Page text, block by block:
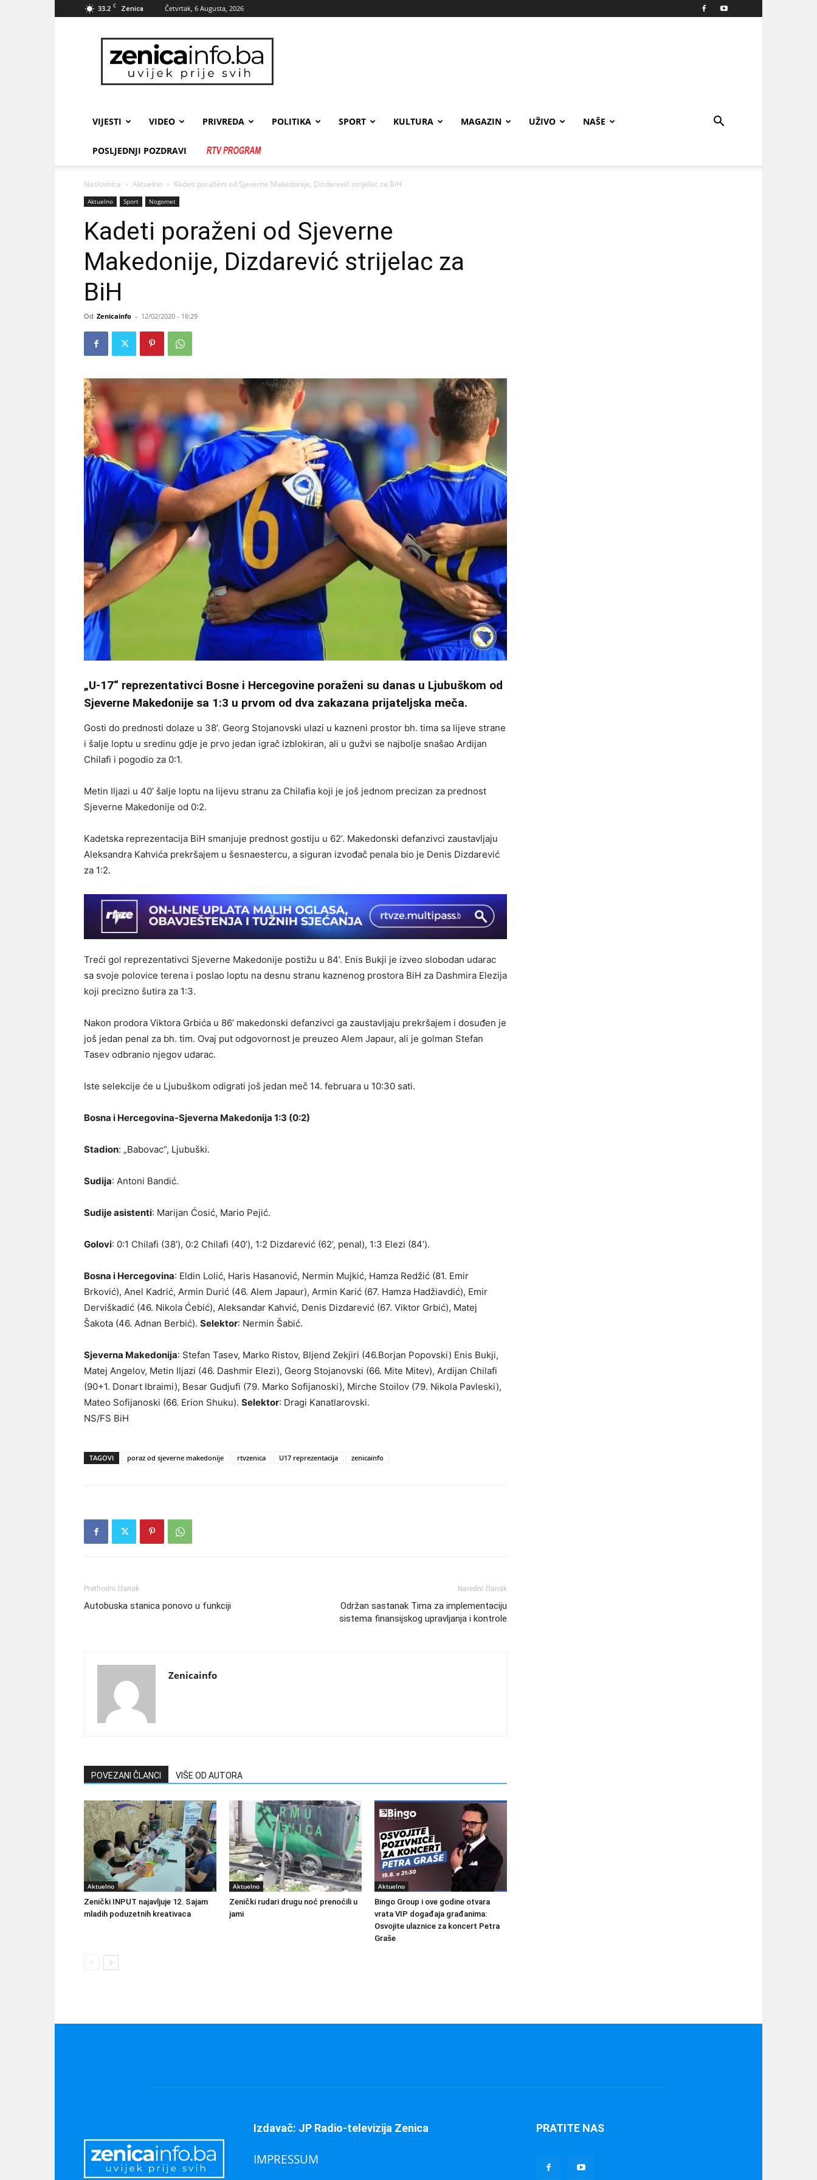
33.2 C Zenica Četvrtak, 6 Augusta, 2026
zenicainfo.ba
VIJESTI VIDEO PRIVREDA POLITIKA SPORT KULTURA MAGAZIN UŽIVO NAŠE
POSLJEDNJI POZDRAVI
Naslovnica Aktuelno Kadeti poraženi od Sjeverne Makedonije, Dizdarević strijelac za BiH
Aktuelno Sport Nogomet
Kadeti poraženi od Sjeverne
Makedonije, Dizdarević strijelac za
BiH
Od Zenicainfo - 12/02/2020 - 16:29
„U-17“ reprezentativci Bosne i Hercegovine poraženi su danas u Ljubuškom od
Sjeverne Makedonije sa 1:3 u prvom od dva zakazana prijateljska meča.
Gosti do prednosti dolaze u 38’. Georg Stojanovski ulazi u kazneni prostor bh. tima sa lijeve strane
i šalje loptu u sredinu gdje je prvo jedan igrač izblokiran, ali u gužvi se najbolje snašao Ardijan
Chilafi i pogodio za 0:1.
Metin Iljazi u 40’ šalje loptu na lijevu stranu za Chilafia koji je još jednom precizan za prednost
Sjeverne Makedonije od 0:2.
Kadetska reprezentacija BiH smanjuje prednost gostiju u 62’. Makedonski defanzivci zaustavljaju
Aleksandra Kahvića prekršajem u šesnaestercu, a siguran izvođač penala bio je Denis Dizdarević
za 1:2.
Treći gol reprezentativci Sjeverne Makedonije postižu u 84’. Enis Bukji je izveo slobodan udarac
sa svoje polovice terena i poslao loptu na desnu stranu kaznenog prostora BiH za Dashmira Elezija
koji precizno šutira za 1:3.
Nakon prodora Viktora Grbića u 86’ makedonski defanzivci ga zaustavljaju prekršajem i dosuđen je
još jedan penal za bh. tim. Ovaj put odgovornost je preuzeo Alem Japaur, ali je golman Stefan
Tasev odbranio njegov udarac.
Iste selekcije će u Ljubuškom odigrati još jedan meč 14. februara u 10:30 sati.
Bosna i Hercegovina-Sjeverna Makedonija 1:3 (0:2)
Stadion: „Babovac“, Ljubuški.
Sudija: Antoni Bandić.
Sudije asistenti: Marijan Ćosić, Mario Pejić.
Golovi: 0:1 Chilafi (38’), 0:2 Chilafi (40’), 1:2 Dizdarević (62’, penal), 1:3 Elezi (84’).
Bosna i Hercegovina: Eldin Lolić, Haris Hasanović, Nermin Mujkić, Hamza Redžić (81. Emir
Brković), Anel Kadrić, Armin Durić (46. Alem Japaur), Armin Karić (67. Hamza Hadžiavdić), Emir
Derviškadić (46. Nikola Ćebić), Aleksandar Kahvić, Denis Dizdarević (67. Viktor Grbić), Matej
Šakota (46. Adnan Berbić). Selektor: Nermin Šabić.
Sjeverna Makedonija: Stefan Tasev, Marko Ristov, Bljend Zekjiri (46.Borjan Popovski) Enis Bukji,
Matej Angelov, Metin Iljazi (46. Dashmir Elezi), Georg Stojanovski (66. Mite Mitev), Ardijan Chilafi
(90+1. Donart Ibraimi), Besar Gudjufi (79. Marko Sofijanoski), Mirche Stoilov (79. Nikola Pavleski),
Mateo Sofijanoski (66. Erion Shuku). Selektor: Dragi Kanatlarovski.
NS/FS BiH
TAGOVI poraz od sjeverne makedonije rtvzenica U17 reprezentacija zenicainfo
Prethodni članak
Autobuska stanica ponovo u funkciji
Naredni članak
Održan sastanak Tima za implementaciju
sistema finansijskog upravljanja i kontrole
Zenicainfo
POVEZANI ČLANCI VIŠE OD AUTORA
Aktuelno
Zenički INPUT najavljuje 12. Sajam
mladih poduzetnih kreativaca
Aktuelno
Zenički rudari drugu noć prenoćili u
jami
Aktuelno
Bingo Group i ove godine otvara
vrata VIP događaja građanima:
Osvojite ulaznice za koncert Petra
Graše
Izdavač: JP Radio-televizija Zenica
IMPRESSUM
PRATITE NAS